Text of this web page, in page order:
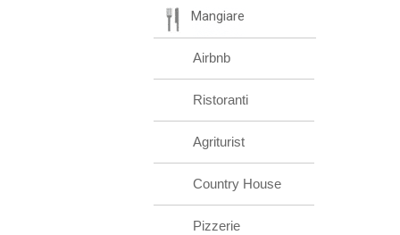
Mangiare
Airbnb
Ristoranti
Agriturist
Country House
Pizzerie